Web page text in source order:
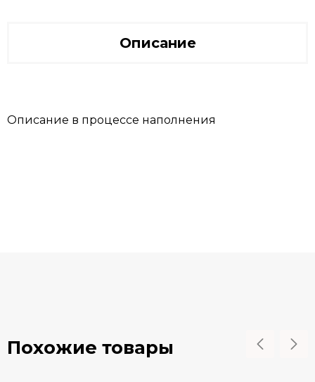
Описание
Описание в процессе наполнения
Похожие товары